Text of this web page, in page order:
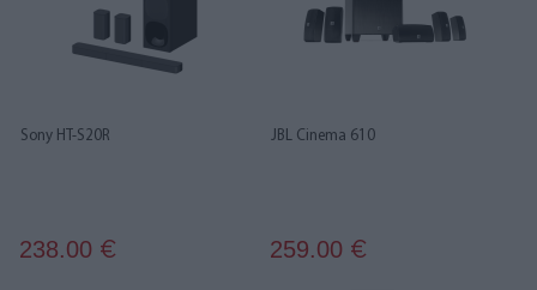
Sony HT-S20R
238.00 €
JBL Cinema 610
259.00 €